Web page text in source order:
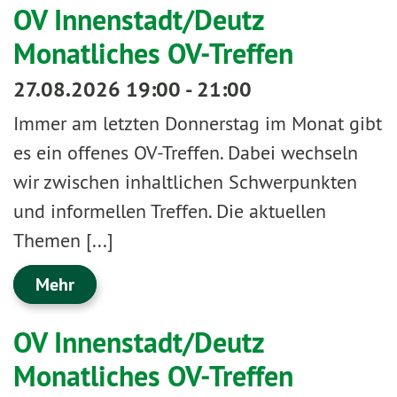
OV Innenstadt/Deutz
Monatliches OV-Treffen
27.08.2026 19:00 - 21:00
Immer am letzten Donnerstag im Monat gibt
es ein offenes OV-Treffen. Dabei wechseln
wir zwischen inhaltlichen Schwerpunkten
und informellen Treffen. Die aktuellen
Themen [...]
Mehr
OV Innenstadt/Deutz
Monatliches OV-Treffen